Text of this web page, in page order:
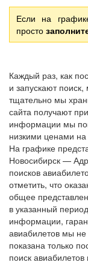
Если на
просто
Каждый раз, как
и запускают
тщательно мы
сайта получают
информации мы
низкими ценами
На графике
Новосибирск —
поисков
отметить, что
общее
в указанный
информации,
авиабилетов мы
показана только
поиск